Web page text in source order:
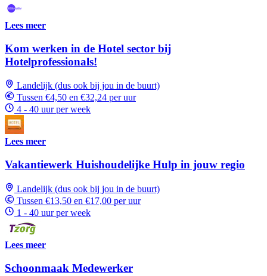
Lees meer
Kom werken in de Hotel sector bij
Hotelprofessionals!
Landelijk (dus ook bij jou in de buurt)
Tussen €4,50 en €32,24 per uur
4 - 40 uur per week
Lees meer
Vakantiewerk Huishoudelijke Hulp in jouw regio
Landelijk (dus ook bij jou in de buurt)
Tussen €13,50 en €17,00 per uur
1 - 40 uur per week
Lees meer
Schoonmaak Medewerker